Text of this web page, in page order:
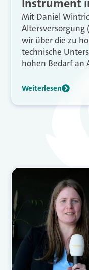
Mit Daniel
Altersversorgung
wir über die zu
technische
hohen Bedarf an
Weiterlesen